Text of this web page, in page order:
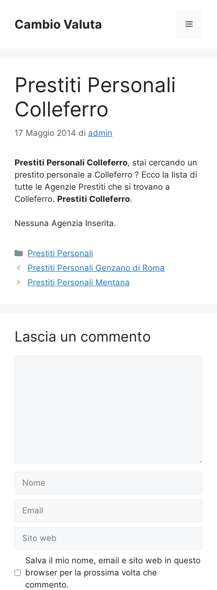
contenuto
Cambio Valuta Menu
Prestiti Personali
Colleferro
17 Maggio 2014 di admin
Prestiti Personali Colleferro, stai cercando un
prestito personale a Colleferro ? Ecco la lista di
tutte le Agenzie Prestiti che si trovano a
Colleferro. Prestiti Colleferro.
Nessuna Agenzia Inserita.
Categorie
Prestiti Personali
Prestiti Personali Genzano di Roma
Prestiti Personali Mentana
Lascia un commento
Nome
Email
Sito
web
Salva il mio nome, email e sito web in questo
browser per la prossima volta che
commento.